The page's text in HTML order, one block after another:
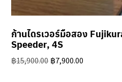
ก้านไดรเวอร์มือสอง
Speeder, 4S
฿15,900.00 Original
฿7,900.00